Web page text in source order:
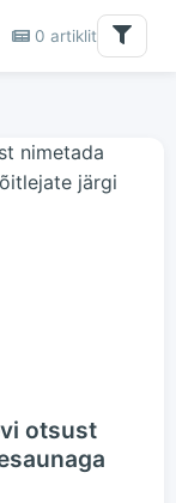
0 artiklit
otsust